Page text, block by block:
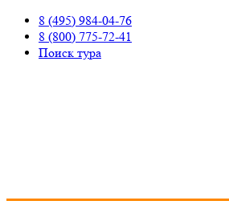
8 (495) 984-04-76
8 (800) 775-72-41
Поиск тура